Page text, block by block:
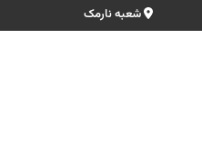
شعبه نارمک